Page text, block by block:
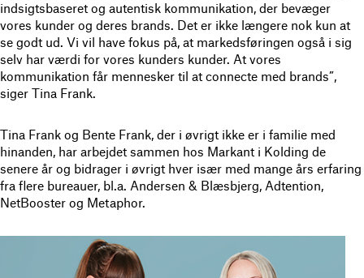
indsigtsbaseret og autentisk kommunikation, der bevæger
vores kunder og deres brands. Det er ikke længere nok kun at
se godt ud. Vi vil have fokus på, at markedsføringen også i sig
selv har værdi for vores kunders kunder. At vores
kommunikation får mennesker til at connecte med brands”,
siger Tina Frank.
Tina Frank og Bente Frank, der i øvrigt ikke er i familie med
hinanden, har arbejdet sammen hos Markant i Kolding de
senere år og bidrager i øvrigt hver især med mange års erfaring
fra flere bureauer, bl.a. Andersen & Blæsbjerg, Adtention,
NetBooster og Metaphor.